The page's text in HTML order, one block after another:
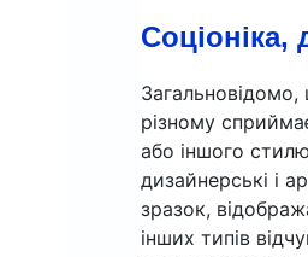
Соціоніка,
різному
або іншого
дизайнерські і
зразок,
інших типів